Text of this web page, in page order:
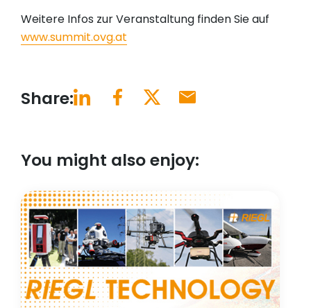
Weitere Infos zur Veranstaltung finden Sie auf
www.summit.ovg.at
Share:
You might also enjoy: